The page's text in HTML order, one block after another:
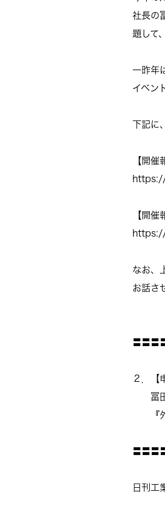
社長の
題して
一昨年
イベン
下記に
【開催
【開催
なお、
お話さ
〓〓〓
２．【
冨田
『外
〓〓〓
日刊工